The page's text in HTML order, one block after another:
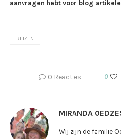
aanvragen hebt voor blog
REIZEN
0 Reacties 0
MIRANDA
Wij zijn de familie